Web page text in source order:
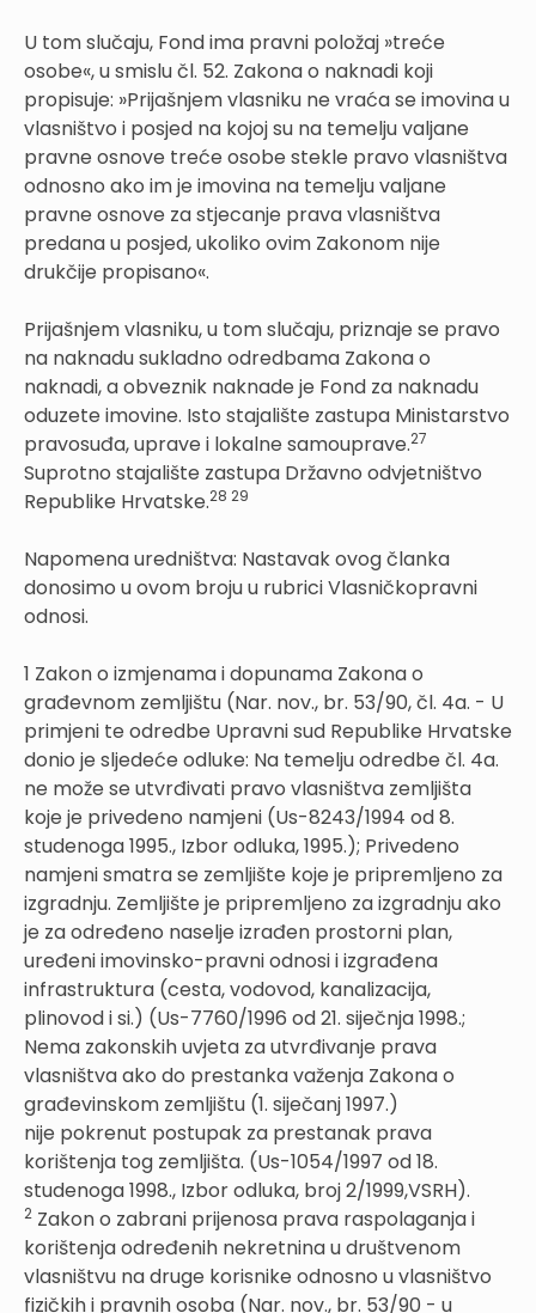
U tom slučaju, Fond ima pravni položaj »treće
osobe«, u smislu čl. 52. Zakona o naknadi koji
propisuje: »Prijašnjem vlasniku ne vraća se imovina u
vlasništvo i posjed na kojoj su na temelju valjane
pravne osnove treće osobe stekle pravo vlasništva
odnosno ako im je imovina na temelju valjane
pravne osnove za stjecanje prava vlasništva
predana u posjed, ukoliko ovim Zakonom nije
drukčije propisano«.
Prijašnjem vlasniku, u tom slučaju, priznaje se pravo
na naknadu sukladno odredbama Zakona o
naknadi, a obveznik naknade je Fond za naknadu
oduzete imovine. Isto stajalište zastupa Ministarstvo
pravosuđa, uprave i lokalne samouprave.27
Suprotno stajalište zastupa Državno odvjetništvo
Republike Hrvatske.28 29
Napomena uredništva: Nastavak ovog članka
donosimo u ovom broju u rubrici Vlasničkopravni
odnosi.
1 Zakon o izmjenama i dopunama Zakona o
građevnom zemljištu (Nar. nov., br. 53/90, čl. 4a. - U
primjeni te odredbe Upravni sud Republike Hrvatske
donio je sljedeće odluke: Na temelju odredbe čl. 4a.
ne može se utvrđivati pravo vlasništva zemljišta
koje je privedeno namjeni (Us-8243/1994 od 8.
studenoga 1995., Izbor odluka, 1995.); Privedeno
namjeni smatra se zemljište koje je pripremljeno za
izgradnju. Zemljište je pripremljeno za izgradnju ako
je za određeno naselje izrađen prostorni plan,
uređeni imovinsko-pravni odnosi i izgrađena
infrastruktura (cesta, vodovod, kanalizacija,
plinovod i si.) (Us-7760/1996 od 21. siječnja 1998.;
Nema zakonskih uvjeta za utvrđivanje prava
vlasništva ako do prestanka važenja Zakona o
građevinskom zemljištu (1. siječanj 1997.)
nije pokrenut postupak za prestanak prava
korištenja tog zemljišta. (Us-1054/1997 od 18.
studenoga 1998., Izbor odluka, broj 2/1999,VSRH).
2 Zakon o zabrani prijenosa prava raspolaganja i
korištenja određenih nekretnina u društvenom
vlasništvu na druge korisnike odnosno u vlasništvo
fizičkih i pravnih osoba (Nar. nov., br. 53/90 - u